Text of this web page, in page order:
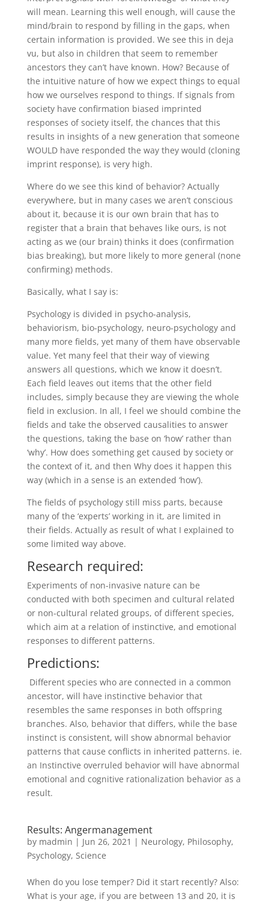
will mean. Learning this well enough, will cause the
mind/brain to respond by filling in the gaps, when
certain information is provided. We see this in deja
vu, but also in children that seem to remember
ancestors they can’t have known. How? Because of
the intuitive nature of how we expect things to equal
how we ourselves respond to things. If signals from
society have confirmation biased imprinted
responses of society itself, the chances that this
results in insights of a new generation that someone
WOULD have responded the way they would (cloning
imprint response), is very high.
Where do we see this kind of behavior? Actually
everywhere, but in many cases we aren’t conscious
about it, because it is our own brain that has to
register that a brain that behaves like ours, is not
acting as we (our brain) thinks it does (confirmation
bias breaking), but more likely to more general (none
confirming) methods.
Basically, what I say is:
Psychology is divided in psycho-analysis,
behaviorism, bio-psychology, neuro-psychology and
many more fields, yet many of them have observable
value. Yet many feel that their way of viewing
answers all questions, which we know it doesn’t.
Each field leaves out items that the other field
includes, simply because they are viewing the whole
field in exclusion. In all, I feel we should combine the
fields and take the observed causalities to answer
the questions, taking the base on ‘how’ rather than
‘why’. How does something get caused by society or
the context of it, and then Why does it happen this
way (which in a sense is an extended ‘how’).
The fields of psychology still miss parts, because
many of the ‘experts’ working in it, are limited in
their fields. Actually as result of what I explained to
some limited way above.
Research required:
Experiments of non-invasive nature can be
conducted with both specimen and cultural related
or non-cultural related groups, of different species,
which aim at a relation of instinctive, and emotional
responses to different patterns.
Predictions:
Different species who are connected in a common
ancestor, will have instinctive behavior that
resembles the same responses in both offspring
branches. Also, behavior that differs, while the base
instinct is consistent, will show abnormal behavior
patterns that cause conflicts in inherited patterns. ie.
an Instinctive overruled behavior will have abnormal
emotional and cognitive rationalization behavior as a
result.
Results: Angermanagement
by madmin | Jun 26, 2021 | Neurology, Philosophy,
Psychology, Science
When do you lose temper? Did it start recently? Also:
What is your age, if you are between 13 and 20, it is